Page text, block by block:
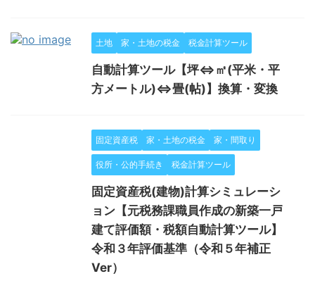
土地 家・土地の税金 税金計算ツール
自動計算ツール【坪⇔㎡(平米・平
方メートル)⇔畳(帖)】換算・変換
固定資産税 家・土地の税金 家・間取り
役所・公的手続き 税金計算ツール
固定資産税(建物)計算シミュレーシ
ョン【元税務課職員作成の新築一戸
建て評価額・税額自動計算ツール】
令和３年評価基準（令和５年補正
Ver）